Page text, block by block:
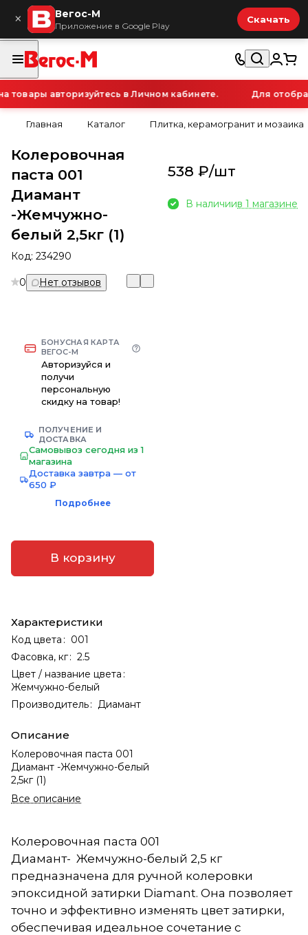
× Вегос-М
Приложение в Google Play
Скачать
авторизуйтесь в Личном кабинете. Для
Главная Каталог Плитка, керамогранит и мозаика
Колеровочная
паста 001
Диамант
-Жемчужно-
белый 2,5кг (1)
Код: 234290
0 Нет отзывов
БОНУСНАЯ КАРТА
ВЕГОС-М
Авторизуйся и
получи
персональную
скидку на товар!
ПОЛУЧЕНИЕ И
ДОСТАВКА
Самовывоз сегодня из 1
магазина
Доставка завтра — от
650 ₽
Подробнее
В корзину
Характеристики
Код цвета : 001
Фасовка, кг: 2.5
Цвет / название цвета :
Жемчужно-белый
Производитель: Диамант
Описание
Колеровочная паста 001
Диамант -Жемчужно-белый
2,5кг (1)
Все описание
538 ₽/шт
В наличиив 1 магазине
Колеровочная паста 001
Диамант- Жемчужно-белый 2,5 кг
предназначена для ручной колеровки
эпоксидной затирки Diamant. Она позволяет
точно и эффективно изменять цвет затирки,
обеспечивая идеальное сочетание с